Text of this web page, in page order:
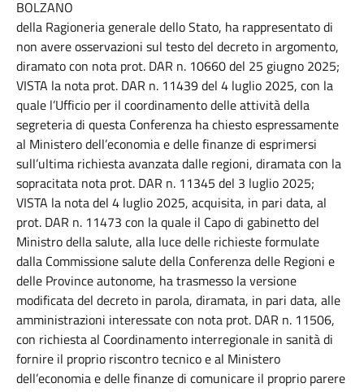
BOLZANO
della Ragioneria generale dello Stato, ha rappresentato di
non avere osservazioni sul testo del decreto in argomento,
diramato con nota prot. DAR n. 10660 del 25 giugno 2025;
VISTA la nota prot. DAR n. 11439 del 4 luglio 2025, con la
quale l’Ufficio per il coordinamento delle attività della
segreteria di questa Conferenza ha chiesto espressamente
al Ministero dell’economia e delle finanze di esprimersi
sull’ultima richiesta avanzata dalle regioni, diramata con la
sopracitata nota prot. DAR n. 11345 del 3 luglio 2025;
VISTA la nota del 4 luglio 2025, acquisita, in pari data, al
prot. DAR n. 11473 con la quale il Capo di gabinetto del
Ministro della salute, alla luce delle richieste formulate
dalla Commissione salute della Conferenza delle Regioni e
delle Province autonome, ha trasmesso la versione
modificata del decreto in parola, diramata, in pari data, alle
amministrazioni interessate con nota prot. DAR n. 11506,
con richiesta al Coordinamento interregionale in sanità di
fornire il proprio riscontro tecnico e al Ministero
dell’economia e delle finanze di comunicare il proprio parere